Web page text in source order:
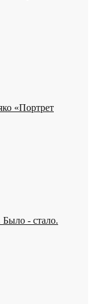
«Портрет
- стало.